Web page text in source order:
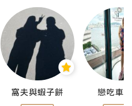
窩夫與蝦子餅 戀吃車